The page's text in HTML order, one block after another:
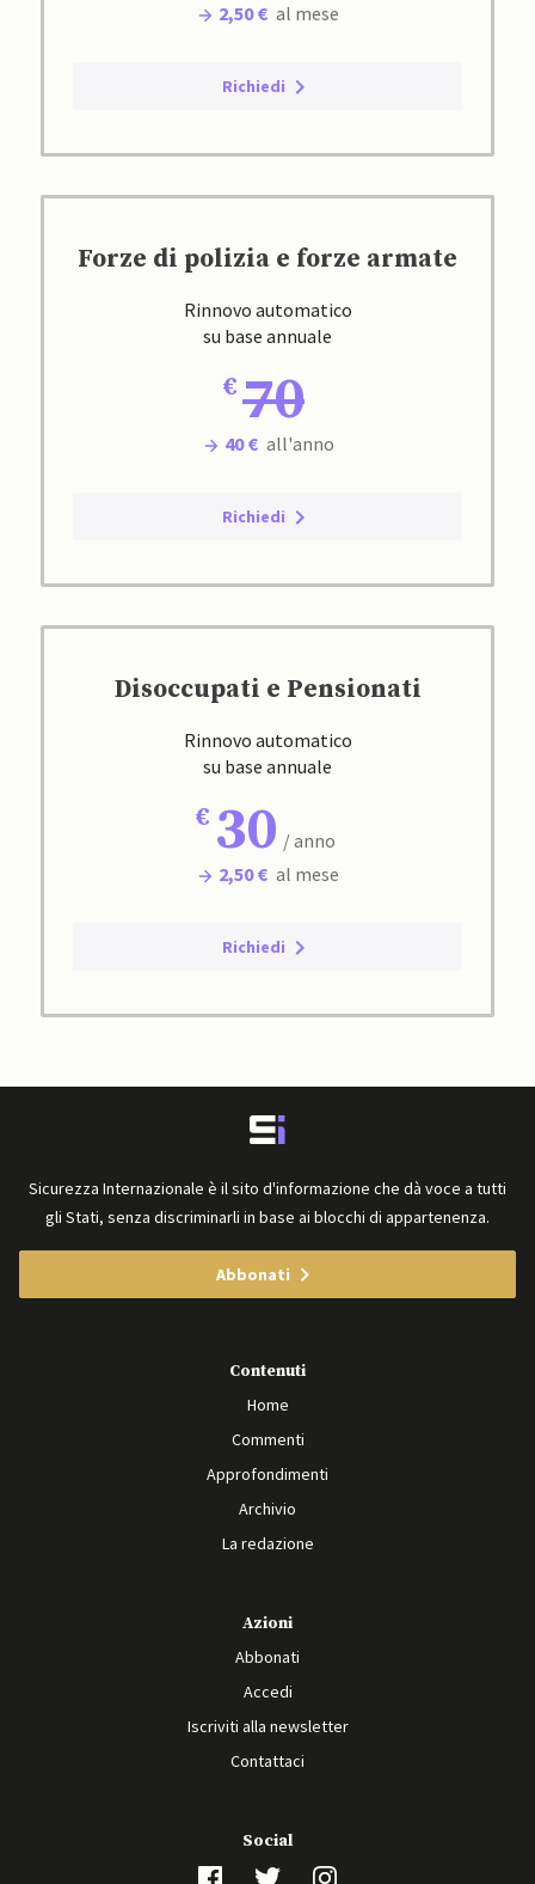
2,50 € al mese
Richiedi
Forze di polizia e forze armate
Rinnovo automatico
su base annuale
70
40 € all'anno
Richiedi
Disoccupati e Pensionati
Rinnovo automatico
su base annuale
30 / anno
2,50 € al mese
Richiedi
Sicurezza Internazionale è il sito d'informazione che dà voce a tutti
gli Stati, senza discriminarli in base ai blocchi di appartenenza.
Abbonati
Contenuti
Home
Commenti
Approfondimenti
Archivio
La redazione
Azioni
Abbonati
Accedi
Iscriviti alla newsletter
Contattaci
Social